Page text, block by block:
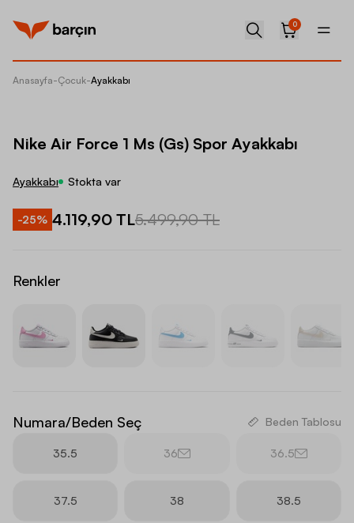
0
Anasayfa-Çocuk-Ayakkabı
Nike Air Force 1 Ms (Gs) Spor Ayakkabı
Ayakkabı Stokta var
-25% 4.119,90 TL5.499,90 TL
Renkler
Numara/Beden Seç Beden Tablosu
35.5 36 36.5
37.5 38 38.5